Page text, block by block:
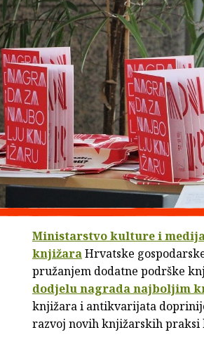
Ministarstvo kulture i
knjižaraHrvatske
pružanjem dodatne podrške
dodjelu nagrada najboljim
knjižara i antikvarijata
razvoj novih knjižarskih